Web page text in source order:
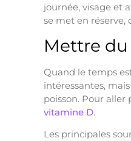
journée, visage et
se met en réserve,
Mettre
Quand le temps
intéressantes,
poisson. Pour aller
vitamine D.
Les principales